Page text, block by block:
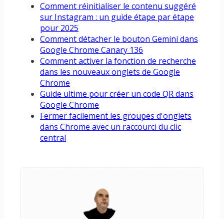
Comment réinitialiser le contenu suggéré
sur Instagram : un guide étape par étape
pour 2025
Comment détacher le bouton Gemini dans
Google Chrome Canary 136
Comment activer la fonction de recherche
dans les nouveaux onglets de Google
Chrome
Guide ultime pour créer un code QR dans
Google Chrome
Fermer facilement les groupes d'onglets
dans Chrome avec un raccourci du clic
central